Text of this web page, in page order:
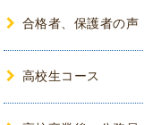
合格者、保護者の声
高校生コース